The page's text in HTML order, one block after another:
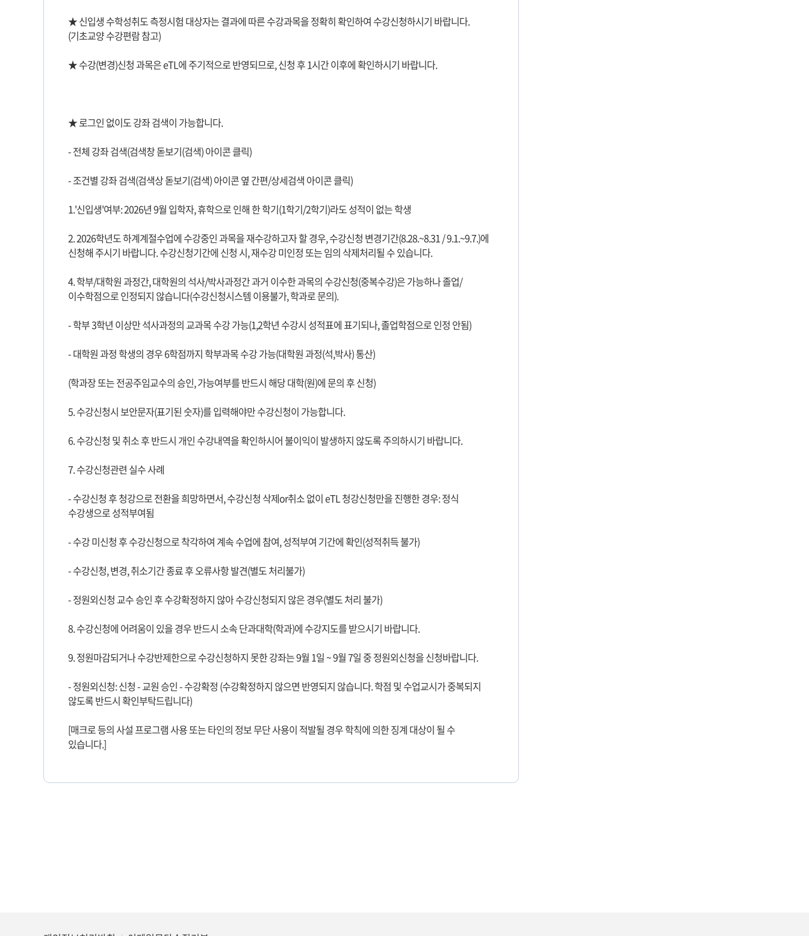
★ 신입생 수학성취도 측정시험 대상자는 결과에 따른 수강과목을 정확히 확인하여 수강신청하시기 바랍니다.
(기초교양 수강편람 참고)
★ 수강(변경)신청 과목은 eTL에 주기적으로 반영되므로, 신청 후 1시간 이후에 확인하시기 바랍니다.
★ 로그인 없이도 강좌 검색이 가능합니다.
- 전체 강좌 검색(검색창 돋보기(검색) 아이콘 클릭)
- 조건별 강좌 검색(검색상 돋보기(검색) 아이콘 옆 간편/상세검색 아이콘 클릭)
1.'신입생'여부: 2026년 9월 입학자, 휴학으로 인해 한 학기(1학기/2학기)라도 성적이 없는 학생
2. 2026학년도 하계계절수업에 수강중인 과목을 재수강하고자 할 경우, 수강신청 변경기간(8.28.~8.31 / 9.1.~9.7.)에
신청해 주시기 바랍니다. 수강신청기간에 신청 시, 재수강 미인정 또는 임의 삭제처리될 수 있습니다.
4. 학부/대학원 과정간, 대학원의 석사/박사과정간 과거 이수한 과목의 수강신청(중복수강)은 가능하나 졸업/
이수학점으로 인정되지 않습니다(수강신청시스템 이용불가, 학과로 문의).
- 학부 3학년 이상만 석사과정의 교과목 수강 가능(1,2학년 수강시 성적표에 표기되나, 졸업학점으로 인정 안됨)
- 대학원 과정 학생의 경우 6학점까지 학부과목 수강 가능(대학원 과정(석,박사) 통산)
(학과장 또는 전공주임교수의 승인, 가능여부를 반드시 해당 대학(원)에 문의 후 신청)
5. 수강신청시 보안문자(표기된 숫자)를 입력해야만 수강신청이 가능합니다.
6. 수강신청 및 취소 후 반드시 개인 수강내역을 확인하시어 불이익이 발생하지 않도록 주의하시기 바랍니다.
7. 수강신청관련 실수 사례
- 수강신청 후 청강으로 전환을 희망하면서, 수강신청 삭제or취소 없이 eTL 청강신청만을 진행한 경우: 정식
수강생으로 성적부여됨
- 수강 미신청 후 수강신청으로 착각하여 계속 수업에 참여, 성적부여 기간에 확인(성적취득 불가)
- 수강신청, 변경, 취소기간 종료 후 오류사항 발견(별도 처리불가)
- 정원외신청 교수 승인 후 수강확정하지 않아 수강신청되지 않은 경우(별도 처리 불가)
8. 수강신청에 어려움이 있을 경우 반드시 소속 단과대학(학과)에 수강지도를 받으시기 바랍니다.
9. 정원마감되거나 수강반제한으로 수강신청하지 못한 강좌는 9월 1일 ~ 9월 7일 중 정원외신청을 신청바랍니다.
- 정원외신청: 신청 - 교원 승인 - 수강확정 (수강확정하지 않으면 반영되지 않습니다. 학점 및 수업교시가 중복되지
않도록 반드시 확인부탁드립니다)
[매크로 등의 사설 프로그램 사용 또는 타인의 정보 무단 사용이 적발될 경우 학칙에 의한 징계 대상이 될 수
있습니다.]